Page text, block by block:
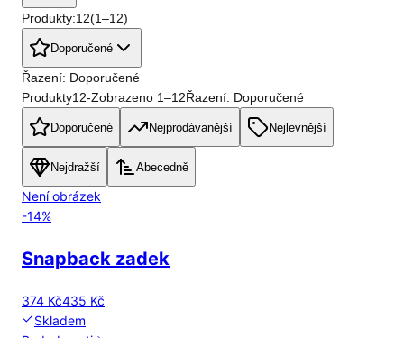
Produkty:12(1–12)
Doporučené
Řazení: Doporučené
Produkty12-Zobrazeno 1–12Řazení: Doporučené
Doporučené Nejprodávanější Nejlevnější
Nejdražší Abecedně
Není obrázek
-14%
Snapback zadek
374 Kč435 Kč
Skladem